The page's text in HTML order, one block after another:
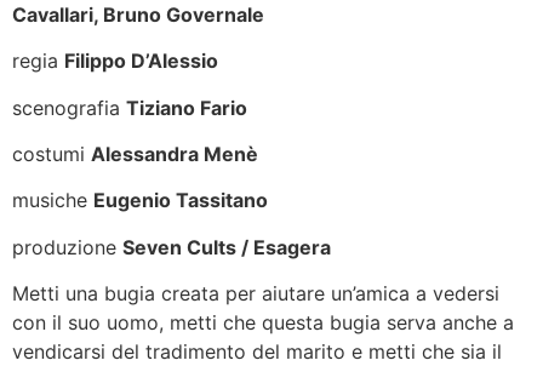
Cavallari, Bruno Governale
regia Filippo D’Alessio
scenografia Tiziano Fario
costumi Alessandra Menè
musiche Eugenio Tassitano
produzione Seven Cults / Esagera
Metti una bugia creata per aiutare un’amica a vedersi
con il suo uomo, metti che questa bugia serva anche a
vendicarsi del tradimento del marito e metti che sia il